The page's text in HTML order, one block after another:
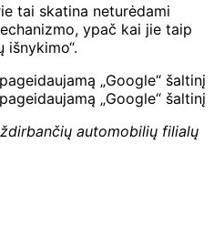
tai skatina neturėdami
ypač kai jie taip
išnykimo“.
automobilių filialų